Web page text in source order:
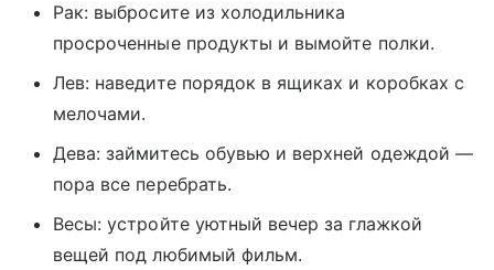
Рак: выбросите из холодильника
просроченные продукты и вымойте полки.
Лев: наведите порядок в ящиках и коробках с
мелочами.
Дева: займитесь обувью и верхней одеждой —
пора все перебрать.
Весы: устройте уютный вечер за глажкой
вещей под любимый фильм.